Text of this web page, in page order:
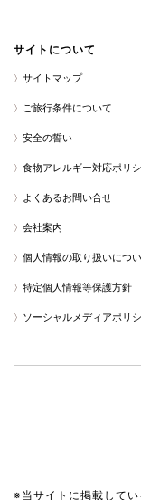
サイトについて
サイトマップ
ご旅行条件について
安全の誓い
食物アレルギー対応ポリ
よくあるお問い合せ
会社案内
個人情報の取り扱いにつ
特定個人情報等保護方針
ソーシャルメディアポリ
※当サイトに掲載して